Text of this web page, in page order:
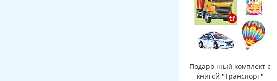
Подарочный комплект с
книгой "Транспорт"